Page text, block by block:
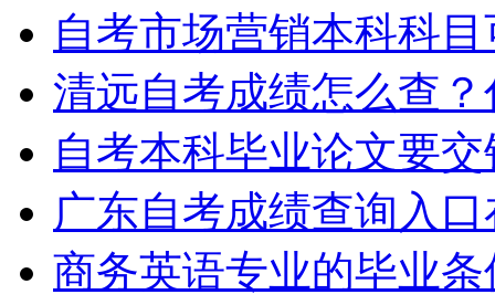
自考市场营销本科科
清远自考成绩怎么查
自考本科毕业论文要
广东自考成绩查询入
商务英语专业的毕业